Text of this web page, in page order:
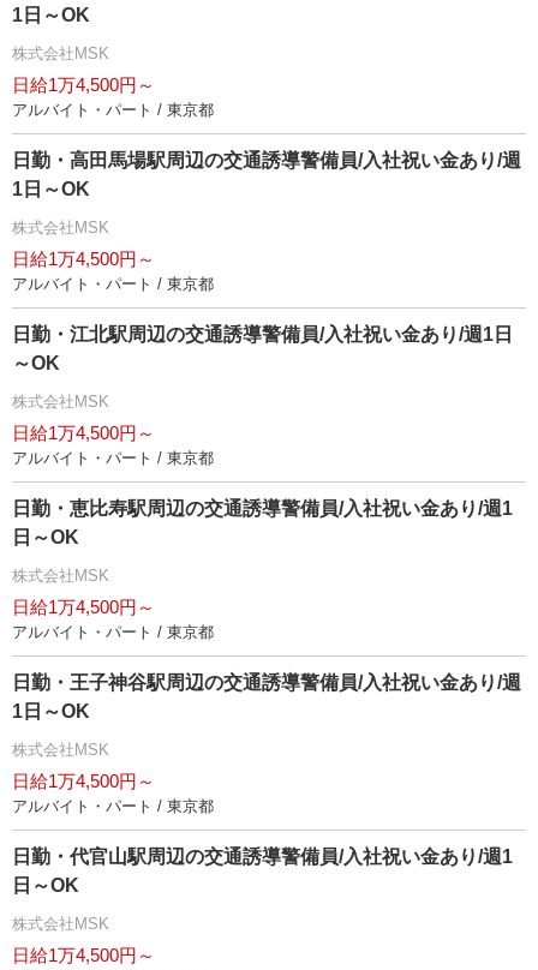
1日～OK
株式会社MSK
日給1万4,500円～
アルバイト・パート / 東京都
日勤・高田馬場駅周辺の交通誘導警備員/入社祝い金あり/週
1日～OK
株式会社MSK
日給1万4,500円～
アルバイト・パート / 東京都
日勤・江北駅周辺の交通誘導警備員/入社祝い金あり/週1日
～OK
株式会社MSK
日給1万4,500円～
アルバイト・パート / 東京都
日勤・恵比寿駅周辺の交通誘導警備員/入社祝い金あり/週1
日～OK
株式会社MSK
日給1万4,500円～
アルバイト・パート / 東京都
日勤・王子神谷駅周辺の交通誘導警備員/入社祝い金あり/週
1日～OK
株式会社MSK
日給1万4,500円～
アルバイト・パート / 東京都
日勤・代官山駅周辺の交通誘導警備員/入社祝い金あり/週1
日～OK
株式会社MSK
日給1万4,500円～